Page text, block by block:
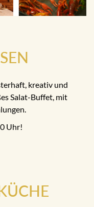
kreativ und
Salat-Buffet, mit
Uhr!